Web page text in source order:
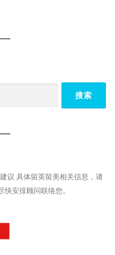
议 具体留英留美相关信息，请
安排顾问联络您。